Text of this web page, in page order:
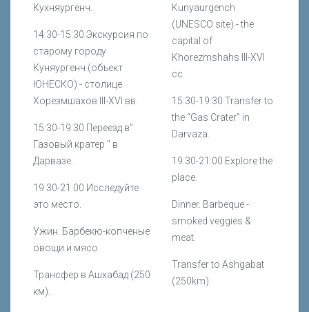
Кухняургенч.
14:30-15:30 Экскурсия по
старому городу
Куняургенч (объект
ЮНЕСКО) - столице
Хорезмшахов III-XVI вв.
15:30-19:30 Переезд в”
Газовый кратер " в
Дарвазе.
19:30-21:00 Исследуйте
это место.
Ужин. Барбекю-копченые
овощи и мясо.
Трансфер в Ашхабад (250
км).
Kunyaurgench
(UNESCO site) - the
capital of
Khorezmshahs III-XVI
cc.
15:30-19:30 Transfer to
the “Gas Crater” in
Darvaza.
19:30-21:00 Explore the
place.
Dinner. Barbeque -
smoked veggies &
meat.
Transfer to Ashgabat
(250km).